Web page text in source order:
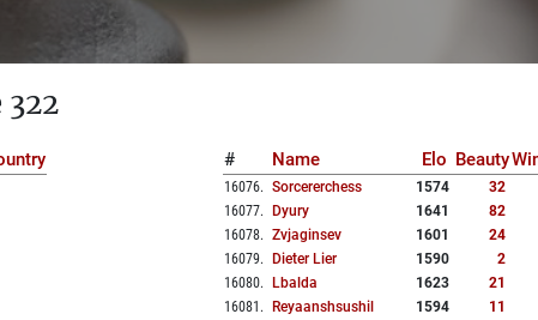
# Name Elo Beauty
16076. Sorcererchess 1574 32
16077. Dyury 1641 82
16078. Zvjaginsev 1601 24
16079. Dieter Lier 1590 2
16080. Lbalda 1623 21
16081 . Reyaanshsushil 1594 11